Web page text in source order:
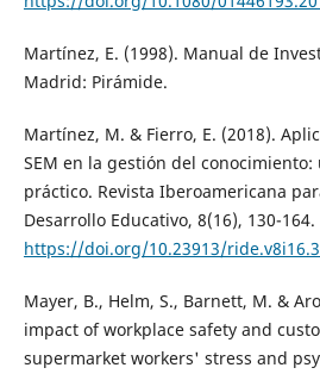
Martínez, E. (1998). Manual de
Madrid: Pirámide.
Martínez, M. & Fierro, E. (2018).
SEM en la gestión del
práctico. Revista Iberoamericana
Desarrollo Educativo, 8(16), 130-164.
https://doi.org/10.23913/
Mayer, B., Helm, S., Barnett, M. &
impact of workplace safety and
supermarket workers' stress and